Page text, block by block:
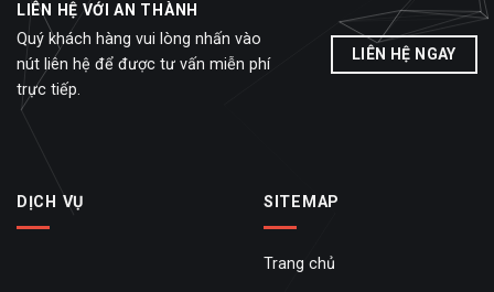
LIÊN HỆ VỚI AN THÀNH
Quý khách hàng vui lòng nhấn vào
nút liên hệ để được tư vấn miễn phí
trực tiếp.
LIÊN HỆ NGAY
DỊCH VỤ SITEMAP
Trang chủ